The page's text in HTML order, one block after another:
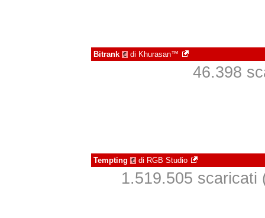
Bitrank € di Khurasan™
46.398
Tempting € di RGB Studio
1.519.505 scaricati